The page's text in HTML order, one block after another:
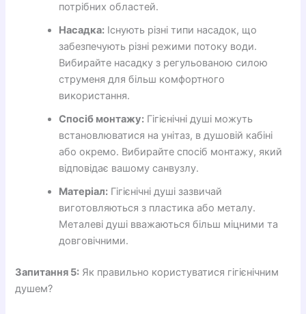
потрібних областей.
Насадка: Існують різні типи насадок, що
забезпечують різні режими потоку води.
Вибирайте насадку з регульованою силою
струменя для більш комфортного
використання.
Спосіб монтажу: Гігієнічні душі можуть
встановлюватися на унітаз, в душовій кабіні
або окремо. Вибирайте спосіб монтажу, який
відповідає вашому санвузлу.
Матеріал: Гігієнічні душі зазвичай
виготовляються з пластика або металу.
Металеві душі вважаються більш міцними та
довговічними.
Запитання 5: Як правильно користуватися гігієнічним
душем?